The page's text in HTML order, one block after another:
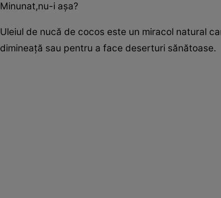
Minunat,nu-i aşa?
Uleiul de nucă de cocos este un miracol natural
dimineaţă sau pentru a face deserturi sănătoase.